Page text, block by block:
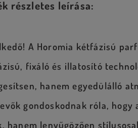
részletes leírása:
A Horomia kétfázisú
fixáló és illatosító
hanem egyedülálló
gondoskodnak róla,
hanem lenyűgözően